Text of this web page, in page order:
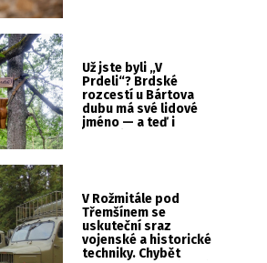
Už jste byli „V
Prdeli“? Brdské
rozcestí u Bártova
dubu má své lidové
jméno — a teď i
V Rožmitále pod
Třemšínem se
uskuteční sraz
vojenské a historické
techniky. Chybět